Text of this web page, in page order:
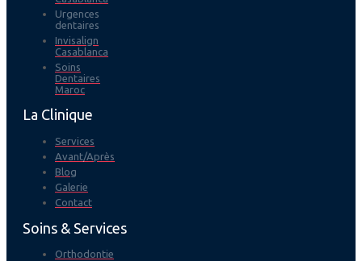
Urgences
dentaires
Invisalign
Casablanca
Soins
Dentaires
Maroc
La Clinique
Services
Avant/Après
Blog
Galerie
Contact
Soins & Services
Orthodontie